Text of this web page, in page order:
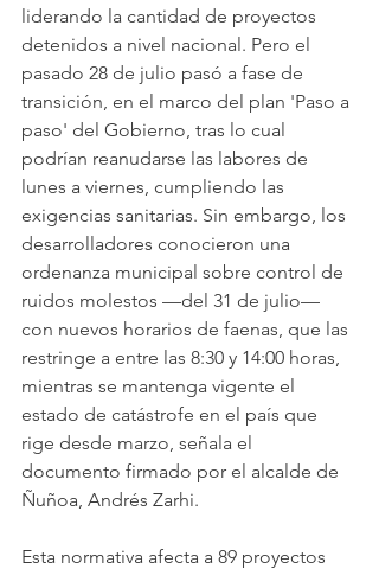
liderando la cantidad de proyectos
detenidos a nivel nacional. Pero el
pasado 28 de julio pasó a fase de
transición, en el marco del plan 'Paso a
paso' del Gobierno, tras lo cual
podrían reanudarse las labores de
lunes a viernes, cumpliendo las
exigencias sanitarias. Sin embargo, los
desarrolladores conocieron una
ordenanza municipal sobre control de
ruidos molestos —del 31 de julio—
con nuevos horarios de faenas, que las
restringe a entre las 8:30 y 14:00 horas,
mientras se mantenga vigente el
estado de catástrofe en el país que
rige desde marzo, señala el
documento firmado por el alcalde de
Ñuñoa, Andrés Zarhi.
Esta normativa afecta a 89 proyectos